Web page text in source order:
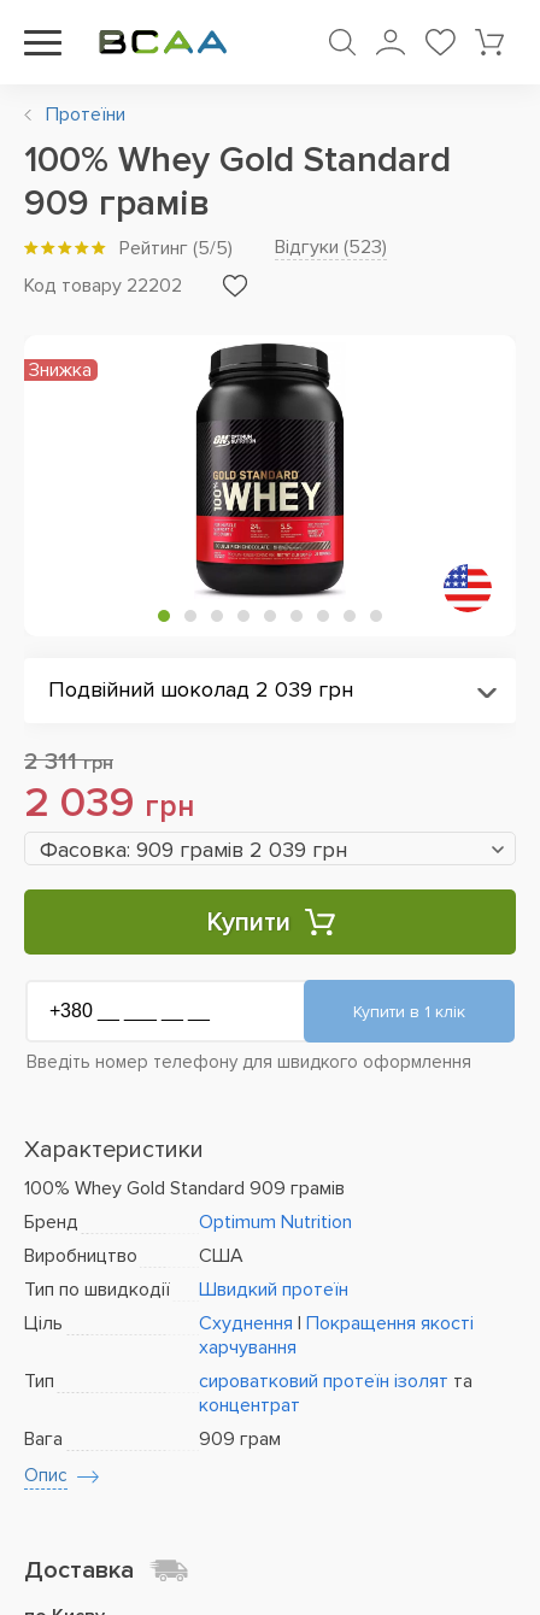
Протеїни
Знижка
100% Whey Gold Standard
909 грамів
Рейтинг (5/5) Відгуки (523)
Код товару 22202
Подвійний шоколад 2 039 грн
2 311грн
2 039 грн
Фасовка: 909 грамів 2 039 грн
Купити
Введіть номер телефону для швидкого оформлення
Характеристики
100% Whey Gold Standard 909 грамів
Бренд
Optimum Nutrition
Виробництво
США
Тип по швидкодії
Швидкий протеїн
Ціль
Схуднення | Покращення якості
харчування
Тип
сироватковий протеїн ізолят та
концентрат
Вага
909 грам
Опис
Доставка